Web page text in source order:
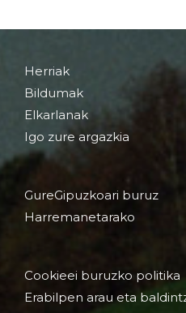
Herriak
Bildumak
Elkarlanak
Igo zure argazkia
GureGipuzkoari buruz
Harremanetarako
Cookieei buruzko politika
Erabilpen arau eta